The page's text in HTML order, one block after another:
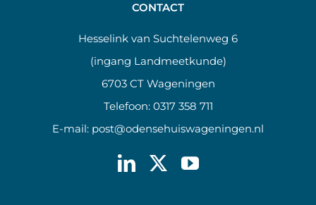
CONTACT
Hesselink van Suchtelenweg 6
(ingang Landmeetkunde)
6703 CT Wageningen
Telefoon: 0317 358 711
E-mail: post@odensehuiswageningen.nl